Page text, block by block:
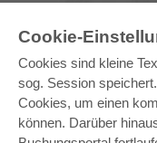
Cookie-
Cookies sind kleine
sog. Session
Cookies, um einen
können. Darüber
E-COLLECTION